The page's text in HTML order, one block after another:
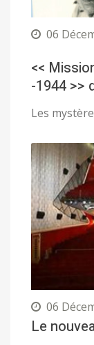
06
<<
-1944 >>
Les
06
Le